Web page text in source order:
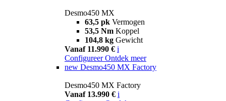
Desmo450 MX
63,5 pk Vermogen
53,5 Nm Koppel
104,8 kg Gewicht
Vanaf 11.990 € i
Configureer Ontdek meer
new Desmo450 MX Factory
Desmo450 MX Factory
Vanaf 13.990 € i